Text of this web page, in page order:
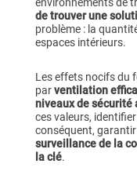
environnements de
de trouver une
problème : la
espaces intérieurs.
Les effets nocifs du
parventilation
niveaux de sécurité
ces valeurs,
conséquent,
surveillance de la
la clé.